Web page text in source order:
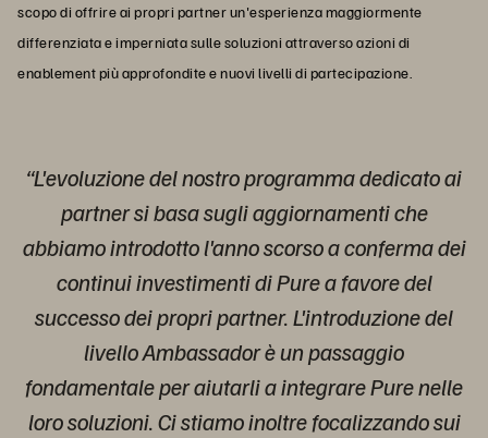
scopo di offrire ai propri partner un'esperienza maggiormente
differenziata e imperniata sulle soluzioni attraverso azioni di
enablement più approfondite e nuovi livelli di partecipazione.
“L'evoluzione del nostro programma dedicato ai
partner si basa sugli aggiornamenti che
abbiamo introdotto l'anno scorso a conferma dei
continui investimenti di Pure a favore del
successo dei propri partner. L'introduzione del
livello Ambassador è un passaggio
fondamentaleper aiutarli a integrare Pure nelle
loro soluzioni. Ci stiamo inoltre focalizzando sui